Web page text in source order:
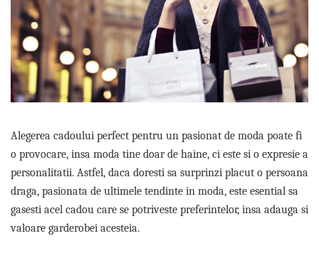
Cadouri barbati
Seturi cadou barbati
Seturi cadou barbati portofel si curea
Ceasuri pentru EL
Cadouri craciun barbati
Cadouri copii
Caciuli copii
Cadouri copii bebelusi 0+
Lenjerii de pat Disney
Cadouri copii 1 an
Cadouri craciun copii
Etichete scolare
Sepci personalizate
Bannere personalizate scoli si gradinite
Caserole personalizate sandwich
Saculeti personalizati
Agende si caiete personalizate
Alegerea cadoului perfect pentru un pasionat de moda poate fi
o provocare, insa moda tine doar de haine, ci este si o expresie a
personalitatii. Astfel, daca doresti sa surprinzi placut o persoana
draga, pasionata de ultimele tendinte in moda, este esential sa
gasesti acel cadou care se potriveste preferintelor, insa adauga si
valoare garderobei acesteia.